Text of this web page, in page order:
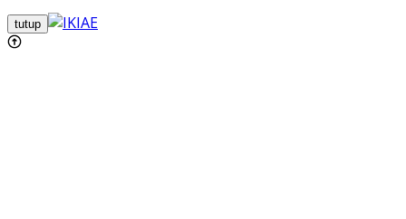
tutup